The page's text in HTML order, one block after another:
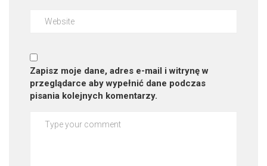
Zapisz moje dane, adres e-mail i witrynę w
przeglądarce aby wypełnić dane podczas
pisania kolejnych komentarzy.